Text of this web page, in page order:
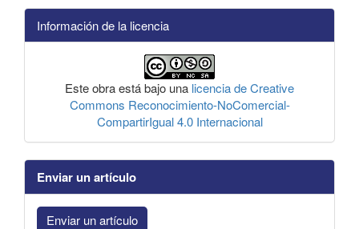
Información de la licencia
Este obra está bajo una licencia de Creative
Commons Reconocimiento-NoComercial-
CompartirIgual 4.0 Internacional
Enviar un artículo
Enviar un artículo